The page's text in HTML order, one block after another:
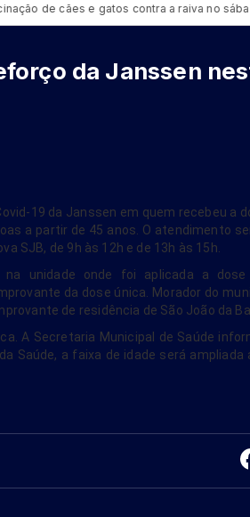
de cães e gatos contra a raiva no sábado
da Janssen
19 da Janssen em quem recebeu a
a partir de 45 anos. O atendimento
SJB, de 9h às 12h e de 13h às 15h.
na unidade onde foi aplicada a dose
da dose única. Morador do
de residência de São João da
A Secretaria Municipal de Saúde
Saúde, a faixa de idade será ampliada